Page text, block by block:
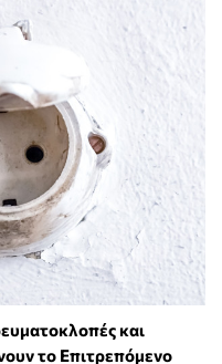
και
το Επιτρεπόμενο